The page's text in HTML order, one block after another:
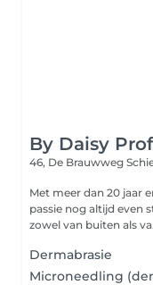
By Daisy
46, De Brauwweg
Met meer dan 20 jaar
passie nog altijd even
zowel van buiten als
Dermabrasie
Microneedling